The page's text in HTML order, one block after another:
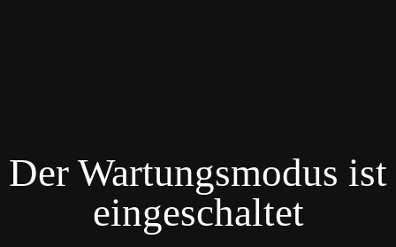
Der Wartungsmodus ist
eingeschaltet